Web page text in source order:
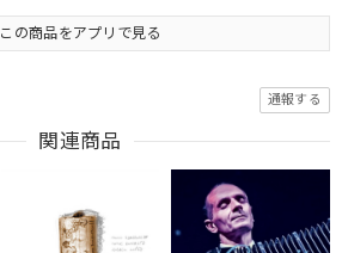
この商品をアプリで見る
通報する
関連商品